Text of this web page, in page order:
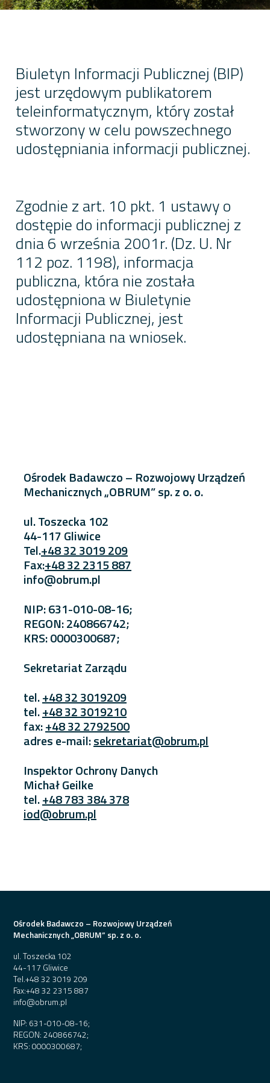
Biuletyn Informacji Publicznej (BIP)
jest urzędowym publikatorem
teleinformatycznym, który został
stworzony w celu powszechnego
udostępniania informacji publicznej.
Zgodnie z art. 10 pkt. 1 ustawy o
dostępie do informacji publicznej z
dnia 6 września 2001r. (Dz. U. Nr
112 poz. 1198), informacja
publiczna, która nie została
udostępniona w Biuletynie
Informacji Publicznej, jest
udostępniana na wniosek.
Ośrodek Badawczo – Rozwojowy Urządzeń
Mechanicznych „OBRUM” sp. z o. o.
ul. Toszecka 102
44-117 Gliwice
Tel.+48 32 3019 209
Fax:+48 32 2315 887
info@obrum.pl
NIP: 631-010-08-16;
REGON: 240866742;
KRS: 0000300687;
Sekretariat Zarządu
tel.+48 32 3019209
tel.+48 32 3019210
fax:+48 32 2792500
adres e-mail:sekretariat@obrum.pl
Inspektor Ochrony Danych
Michał Geilke
tel.+48 783 384 378
iod@obrum.pl
Ośrodek Badawczo – Rozwojowy Urządzeń
Mechanicznych „OBRUM” sp. z o. o.
ul. Toszecka 102
44-117 Gliwice
Tel.+48 32 3019 209
Fax:+48 32 2315 887
info@obrum.pl
NIP: 631-010-08-16;
REGON: 240866742;
KRS: 0000300687;